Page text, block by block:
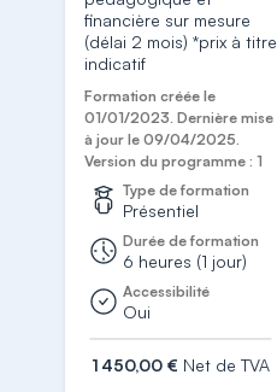
dynamique de
management
des pôles
financière sur mesure
(délai 2 mois) *prix à titre
indicatif
Formation créée le
01/01/2023. Dernière mise
à jour le 09/04/2025.
Version du programme : 1
Type de formation
Présentiel
Durée de formation
6 heures (1 jour)
Accessibilité
Oui
1 450,00 € Net de TVA